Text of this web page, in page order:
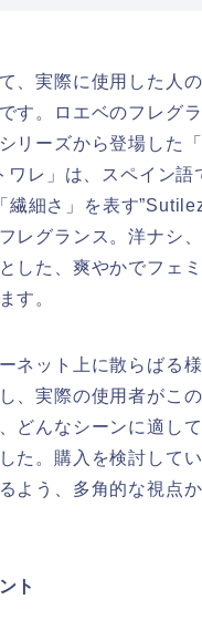
、実際に使用した人
す。ロエベのフレグ
リーズから登場した
ワレ」は、スペイン語
繊細さ」を表す
レグランス。洋ナシ
した、爽やかでフェ
す。
ネット上に散らばる
、実際の使用者がこ
どんなシーンに適し
た。購入を検討して
よう、多角的な視点
ト